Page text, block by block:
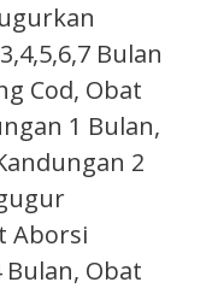
Bulan
Cod, Obat
1 Bulan,
2
Aborsi
Obat